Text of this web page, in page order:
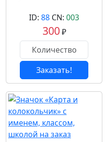
ID: 88 CN: 003
300₽
Заказать!